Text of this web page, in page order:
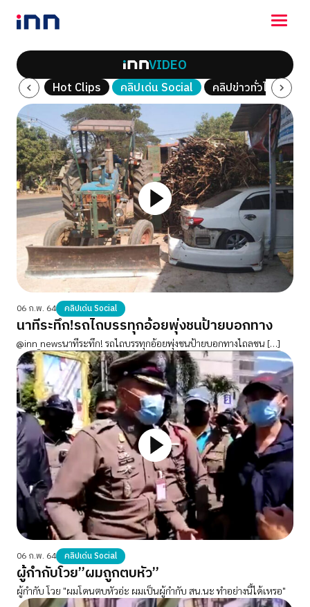
NEWS
ENTERTAINMENT
LIFESTYLE
HOROSCOPE
LOTTERY
VIDEO
ร่วมด้วยช่วยกัน
VIDEO
เศษ Hot Clips คลิปเด่น Social คลิปข่าวทั่วไป
06 ก.พ. 64 คลิปเด่น Social
นาทีระทึก!รถไถบรรทุกอ้อยพุ่งชนป้ายบอกทาง
@inn_newsนาทีระทึก! รถไถบรรทุกอ้อยพุ่งชนป้ายบอกทางไถลชน […]
06 ก.พ. 64 คลิปเด่น Social
ผู้กำกับ​โวย”ผมถูกตบหัว”
ผู้กำกับ ​โวย "ผมโดนตบหัวอ่ะ​ ผมเป็นผู้กำกับ​ สน.นะ​ ทำอย่างนี้ได้เหรอ"